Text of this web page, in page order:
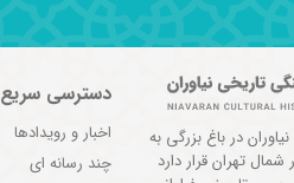
در باغ بزرگی به
هکتار در شمال تهران قرار دارد
دسترسی سریع
اخبار و رویدادها
چند رسانه ای